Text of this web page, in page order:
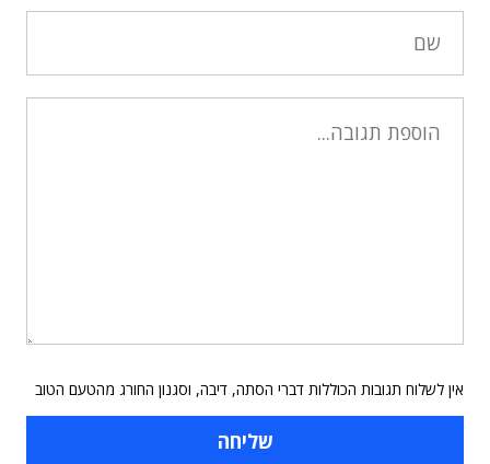
אין לשלוח תגובות הכוללות דברי הסתה, דיבה, וסגנון החורג מהטעם הטוב